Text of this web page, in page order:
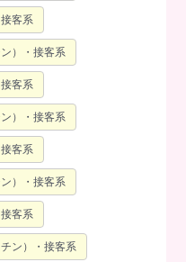
客系
）・接客系
客系
）・接客系
客系
）・接客系
客系
ン）・接客系